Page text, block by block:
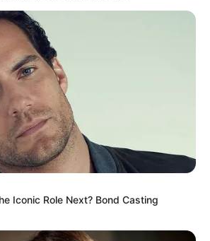
Iconic Role Next? Bond Casting